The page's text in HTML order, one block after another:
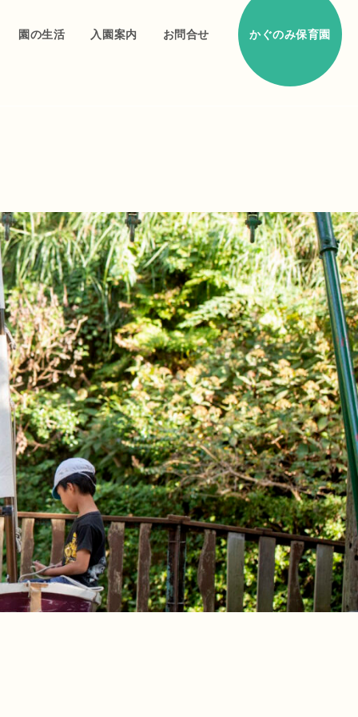
園の生活 入園案内 お問合せ かぐのみ保育園